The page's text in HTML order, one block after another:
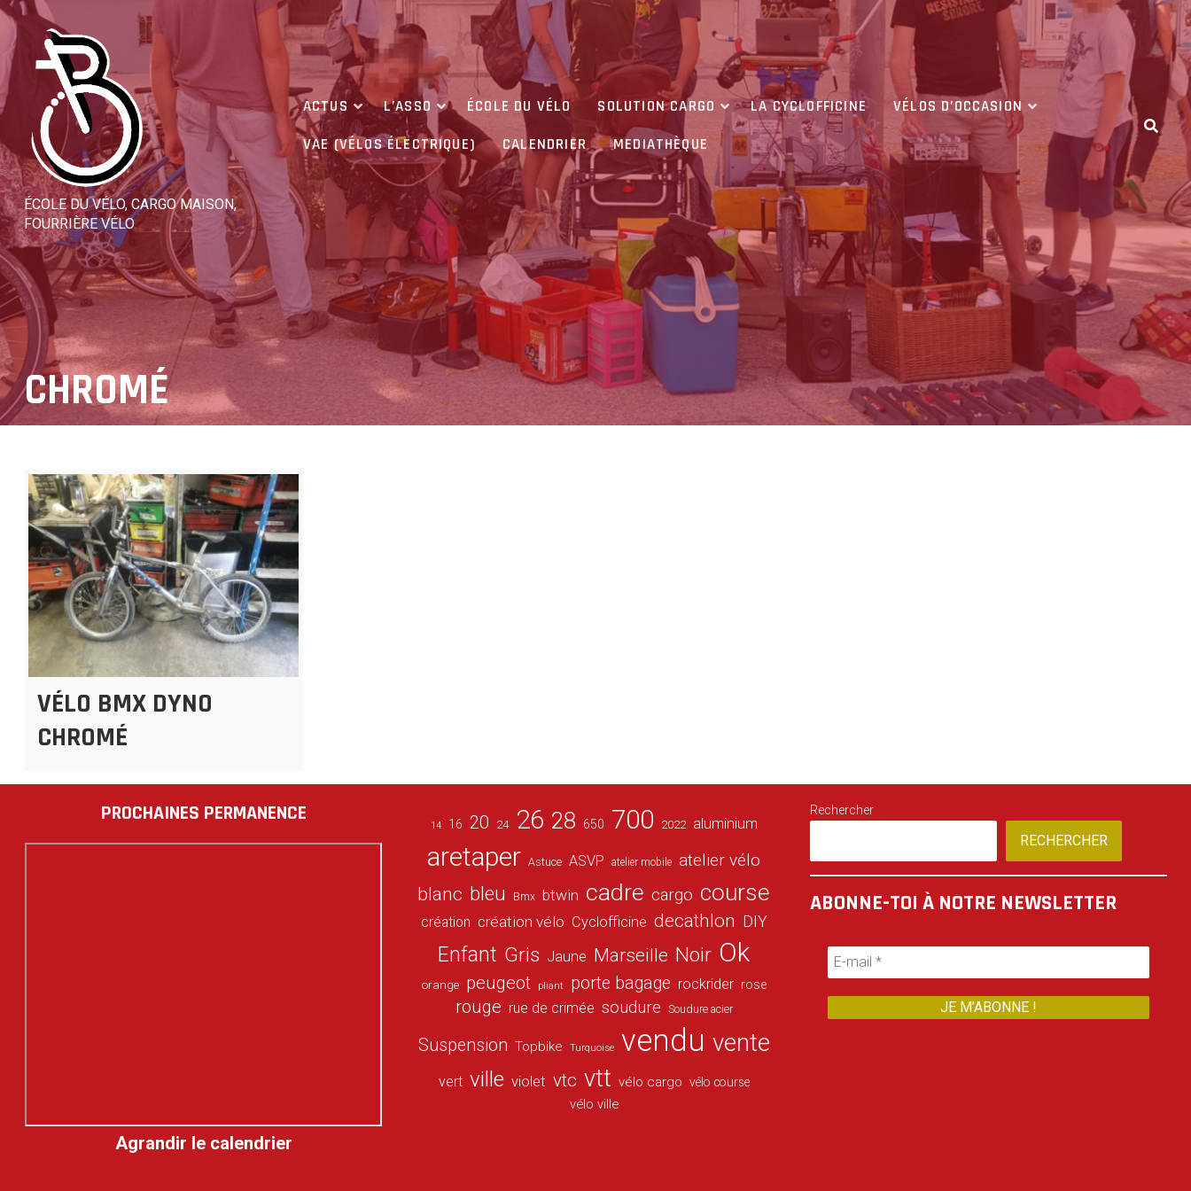
Skip
content
ÉCOLE DU VÉLO, CARGO MAISON,
FOURRIÈRE VÉLO
ACTUS L’ASSO ÉCOLE DU VÉLO SOLUTION CARGO LA CYCLOFFICINE
VÉLOS D’OCCASION
VAE (VÉLOS ÉLECTRIQUE)
CALENDRIER MEDIATHÈQUE
CHROMÉ
VÉLO BMX DYNO
CHROMÉ
PROCHAINES PERMANENCE
Agrandir le calendrier
14 16 20 24 26 28 650 700 2022 aluminium
aretaper Astuce ASVP atelier mobile atelier vélo
blanc bleu Bmx btwin cadre cargo course
création création vélo Cyclofficine decathlon DIY
Enfant Gris Jaune Marseille Noir Ok
orange peugeot pliant porte bagage rockrider rose
rouge rue de crimée soudure Soudure acier
Suspension Topbike Turquoise vendu vente
vert ville violet vtc vtt vélo cargo vélo course
vélo ville
Rechercher
RECHERCHER
ABONNE-TOI À NOTRE NEWSLETTER